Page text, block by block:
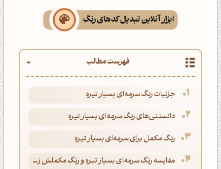
ابزار آنلاین تبدیل کدهای رنگ
فهرست مطالب
جزئیات رنگ سرمه‌ای بسیار تیره
دانستنی‌های رنگ سرمه‌ای بسیار تیره
رنگ مکمل برای سرمه‌ای بسیار تیره
مقایسه رنگ سرمه‌ای بسیار تیره و رنگ مکملش زرد لیمویی